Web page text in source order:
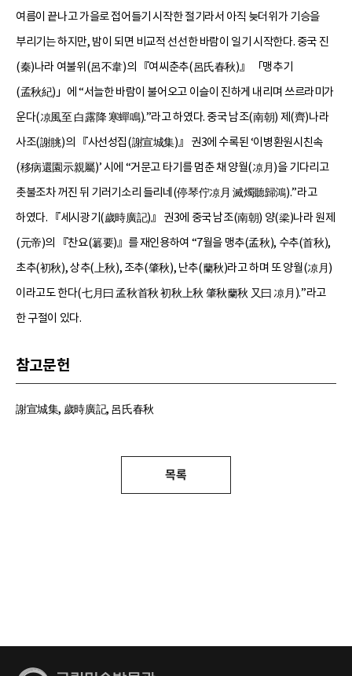
여름이 끝나고 가을로 접어들기 시작한 절기라서 아직 늦더위가 기승을
부리기는 하지만, 밤이 되면 비교적 선선한 바람이 일기 시작한다. 중국 진
(秦)나라 여불위(呂不韋)의 『여씨춘추(呂氏春秋)』 「맹추기
(孟秋紀)」에 “서늘한 바람이 불어오고 이슬이 진하게 내리며 쓰르라미가
운다(凉風至 白露降 寒蟬鳴).”라고 하였다. 중국 남조(南朝) 제(齊)나라
사조(謝朓)의 『사선성집(謝宣城集)』 권3에 수록된 ‘이병환원시친속
(移病還園示親屬)’ 시에 “거문고 타기를 멈춘 채 양월(凉月)을 기다리고
촛불조차 꺼진 뒤 기러기소리 들리네(停琴佇凉月 滅燭聽歸鴻).”라고
하였다. 『세시광기(歲時廣記)』 권3에 중국 남조(南朝) 양(梁)나라 원제
(元帝)의 『찬요(簒要)』를 재인용하여 “7월을 맹추(孟秋), 수추(首秋),
초추(初秋), 상추(上秋), 조추(肇秋), 난추(蘭秋)라고 하며 또 양월(凉月)
이라고도 한다(七月曰 孟秋首秋 初秋上秋 肇秋蘭秋 又曰 凉月).”라고
한 구절이 있다.
참고문헌
謝宣城集, 歲時廣記, 呂氏春秋
목록